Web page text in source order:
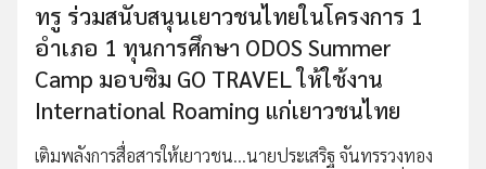
ทรู ร่วมสนับสนุนเยาวชนไทยในโครงการ 1
อำเภอ 1 ทุนการศึกษา ODOS Summer
Camp มอบซิม GO TRAVEL ให้ใช้งาน
International Roaming แก่เยาวชนไทย
เติมพลังการสื่อสารให้เยาวชน...นายประเสริฐ จันทรรวงทอง